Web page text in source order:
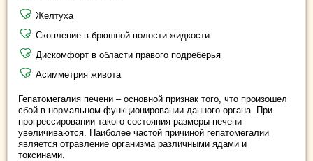
Желтуха
Скопление в брюшной полости жидкости
Дискомфорт в области правого подреберья
Асимметрия живота
Гепатомегалия печени – основной признак того, что произошел
сбой в нормальном функционировании данного органа. При
прогрессировании такого состояния размеры печени
увеличиваются. Наиболее частой причиной гепатомегалии
является отравление организма различными ядами и
токсинами.